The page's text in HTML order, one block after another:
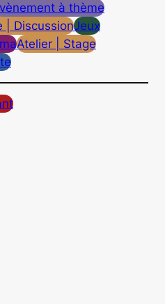
à thème
| DiscussionJeux
Atelier | Stage